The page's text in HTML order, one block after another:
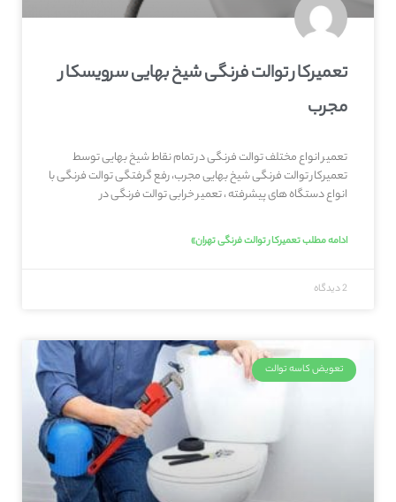
تعمیرکار توالت فرنگی شیخ بهایی سرویسکار
مجرب
تعمیر انواع مختلف توالت فرنگی در تمام نقاط شیخ بهایی توسط
تعمیرکار توالت فرنگی شیخ بهایی مجرب، رفع گرفتگی توالت فرنگی با
انواع دستگاه های پیشرفته ، تعمیر خرابی توالت فرنگی در
ادامه مطلب تعمیرکار توالت فرنگی تهران»
2 دیدگاه
تعویض کاسه توالت